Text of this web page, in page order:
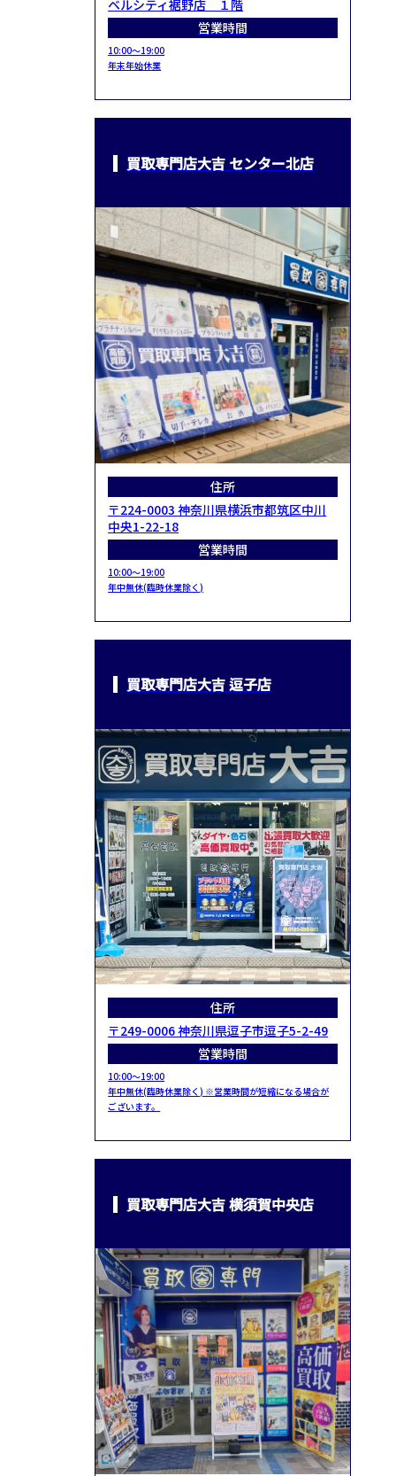
ベルシティ裾野店 １階
営業時間
10:00～19:00
年末年始休業
買取専門店大吉 センター北店
住所
〒224-0003 神奈川県横浜市都筑区中川
中央1-22-18
営業時間
10:00～19:00
年中無休(臨時休業除く)
買取専門店大吉 逗子店
住所
〒249-0006 神奈川県逗子市逗子5-2-49
営業時間
10:00～19:00
年中無休(臨時休業除く) ※営業時間が短縮になる場合が
ございます。
買取専門店大吉 横須賀中央店